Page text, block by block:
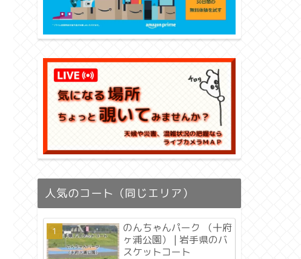
人気のコート（同じエリア）
のんちゃんパーク （十府
ヶ浦公園） | 岩手県のバ
スケットコート